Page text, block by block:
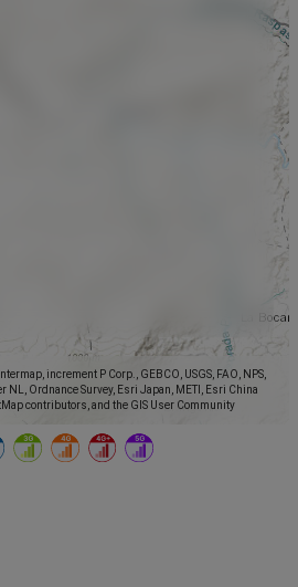
increment P Corp., GEBCO, USGS, FAO, NPS,
NL, Ordnance Survey, Esri Japan, METI, Esri China
contributors, and the GIS User Community